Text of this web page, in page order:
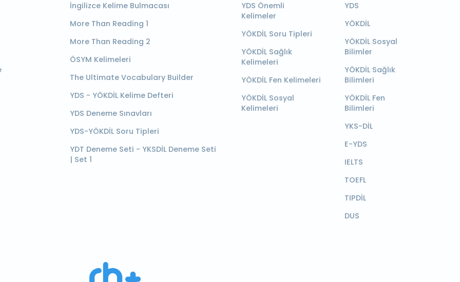
İngilizce Kelime Bulmacası
More Than Reading 1
More Than Reading 2
ÖSYM Kelimeleri
The Ultimate Vocabulary Builder
YDS - YÖKDİL Kelime Defteri
YDS Deneme Sınavları
YDS-YÖKDİL Soru Tipleri
YDT Deneme Seti - YKSDİL Deneme Seti
| Set 1
YDS Önemli
Kelimeler
YÖKDİL Soru Tipleri
YÖKDİL Sağlık
Kelimeleri
YÖKDİL Fen Kelimeleri
YÖKDİL Sosyal
Kelimeleri
YDS
YÖKDİL
YÖKDİL Sosyal
Bilimler
YÖKDİL Sağlık
Bilimleri
YÖKDİL Fen
Bilimleri
YKS-DİL
E-YDS
IELTS
TOEFL
TIPDİL
DUS